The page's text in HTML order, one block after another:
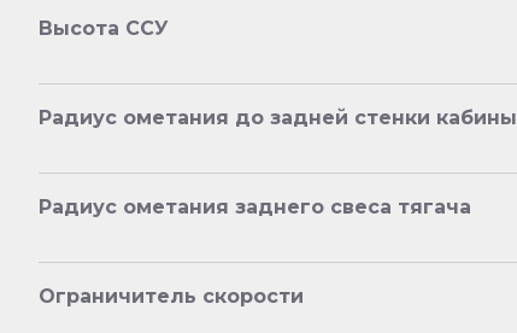
Высота ССУ
Радиус ометания до задней стенки кабины
Радиус ометания заднего свеса тягача
Ограничитель скорости